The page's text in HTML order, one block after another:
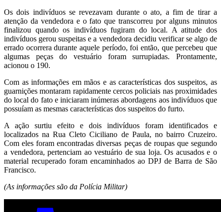
Os dois indivíduos se revezavam durante o ato, a fim de tirar a
atenção da vendedora e o fato que transcorreu por alguns minutos
finalizou quando os indivíduos fugiram do local. A atitude dos
indivíduos gerou suspeitas e a vendedora decidiu verificar se algo de
errado ocorrera durante aquele período, foi então, que percebeu que
algumas peças do vestuário foram surrupiadas. Prontamente,
acionou o 190.
Com as informações em mãos e as características dos suspeitos, as
guarnições montaram rapidamente cercos policiais nas proximidades
do local do fato e iniciaram inúmeras abordagens aos indivíduos que
possuíam as mesmas características dos suspeitos do furto.
A ação surtiu efeito e dois indivíduos foram identificados e
localizados na Rua Cleto Ciciliano de Paula, no bairro Cruzeiro.
Com eles foram encontradas diversas peças de roupas que segundo
a vendedora, pertenciam ao vestuário de sua loja. Os acusados e o
material recuperado foram encaminhados ao DPJ de Barra de São
Francisco.
(As informações são da Polícia Militar)